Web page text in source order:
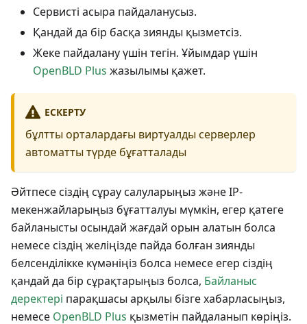
Сервисті асыра пайдаланусыз.
Қандай да бір басқа зиянды қызметсіз.
Жеке пайдалану үшін тегін. Ұйымдар үшін
OpenBLD Plus жазылымы қажет.
ЕСКЕРТУ
бұлтты орталардағы виртуалды серверлер
автоматты түрде бұғатталады
Әйтпесе сіздің сұрау салуларыңыз және IP-
мекенжайларыңыз бұғатталуы мүмкін, егер қатеге
байланысты осындай жағдай орын алатын болса
немесе сіздің желіңізде пайда болған зиянды
белсенділікке күмәніңіз болса немесе егер сіздің
қандай да бір сұрақтарыңыз болса, Байланыс
деректері парақшасы арқылы бізге хабарласыңыз,
немесе OpenBLD Plus қызметін пайдаланып көріңіз.